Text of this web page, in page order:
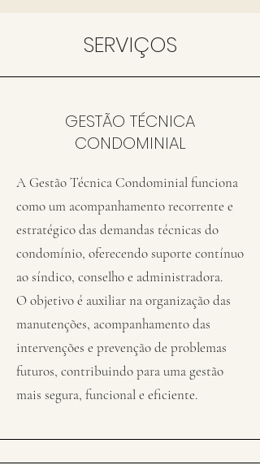
SERVIÇOS
GESTÃO TÉCNICA
CONDOMINIAL
A Gestão Técnica Condominial funciona
como um acompanhamento recorrente e
estratégico das demandas técnicas do
condomínio, oferecendo suporte contínuo
ao síndico, conselho e administradora.
O objetivo é auxiliar na organização das
manutenções, acompanhamento das
intervenções e prevenção de problemas
futuros, contribuindo para uma gestão
mais segura, funcional e eficiente.